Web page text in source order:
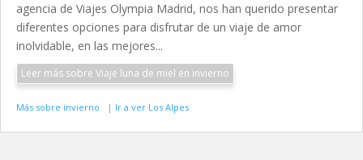
agencia de Viajes Olympia Madrid, nos han querido presentar
diferentes opciones para disfrutar de un viaje de amor
inolvidable, en las mejores...
Leer más sobre Viaje luna de miel en invierno
Más sobre invierno | Ir a ver Los Alpes